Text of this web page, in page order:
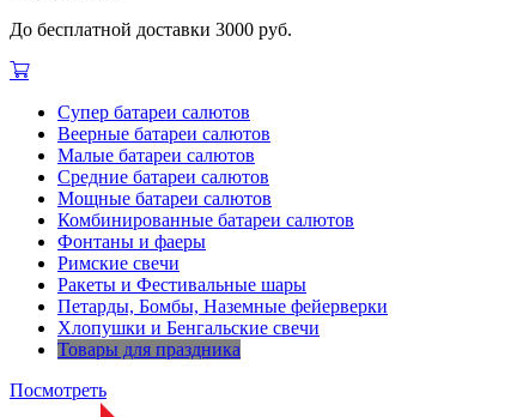
До бесплатной доставки 3000 руб.
Супер батареи салютов
Веерные батареи салютов
Малые батареи салютов
Средние батареи салютов
Мощные батареи салютов
Комбинированные батареи салютов
Фонтаны и фаеры
Римские свечи
Ракеты и Фестивальные шары
Петарды, Бомбы, Наземные фейерверки
Хлопушки и Бенгальские свечи
Товары для праздника
Посмотреть